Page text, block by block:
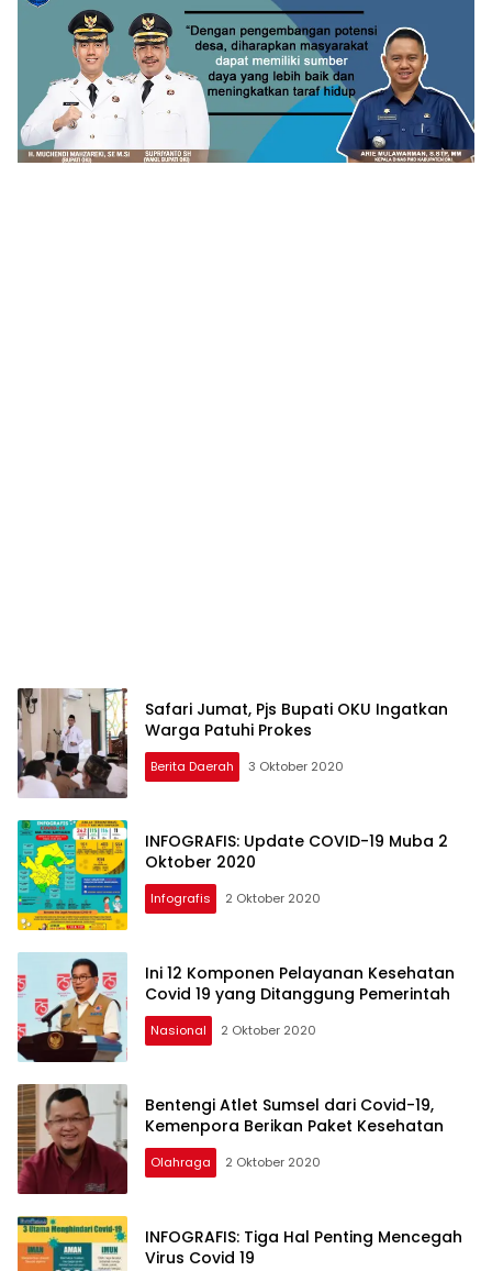
Safari Jumat, Pjs Bupati OKU Ingatkan
Warga Patuhi Prokes
Berita Daerah 3 Oktober 2020
INFOGRAFIS: Update COVID-19 Muba 2
Oktober 2020
Infografis 2 Oktober 2020
Ini 12 Komponen Pelayanan Kesehatan
Covid 19 yang Ditanggung Pemerintah
Nasional 2 Oktober 2020
Bentengi Atlet Sumsel dari Covid-19,
Kemenpora Berikan Paket Kesehatan
Olahraga 2 Oktober 2020
INFOGRAFIS: Tiga Hal Penting Mencegah
Virus Covid 19